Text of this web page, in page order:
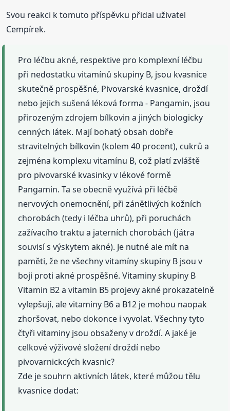
Svou reakci k tomuto příspěvku přidal uživatel
Cempírek.
Pro léčbu akné, respektive pro komplexní léčbu
při nedostatku vitamínů skupiny B, jsou kvasnice
skutečně prospěšné, Pivovarské kvasnice, droždí
nebo jejich sušená léková forma - Pangamin, jsou
přirozeným zdrojem bílkovin a jiných biologicky
cenných látek. Mají bohatý obsah dobře
stravitelných bílkovin (kolem 40 procent), cukrů a
zejména komplexu vitamínu B, což platí zvláště
pro pivovarské kvasinky v lékové formě
Pangamin. Ta se obecně využívá při léčbě
nervových onemocnění, při zánětlivých kožních
chorobách (tedy i léčba uhrů), při poruchách
zažívacího traktu a jaterních chorobách (játra
souvisí s výskytem akné). Je nutné ale mít na
paměti, že ne všechny vitamíny skupiny B jsou v
boji proti akné prospěšné. Vitaminy skupiny B
Vitamin B2 a vitamin B5 projevy akné prokazatelně
vylepšují, ale vitaminy B6 a B12 je mohou naopak
zhoršovat, nebo dokonce i vyvolat. Všechny tyto
čtyři vitaminy jsou obsaženy v droždí. A jaké je
celkové výživové složení droždí nebo
pivovarnickcých kvasnic?
Zde je souhrn aktivních látek, které můžou tělu
kvasnice dodat: